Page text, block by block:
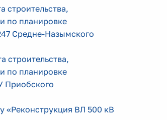
строительства,
по планировке
Средне-Назымского
строительства,
по планировке
Приобского
«Реконструкция ВЛ 500 кВ